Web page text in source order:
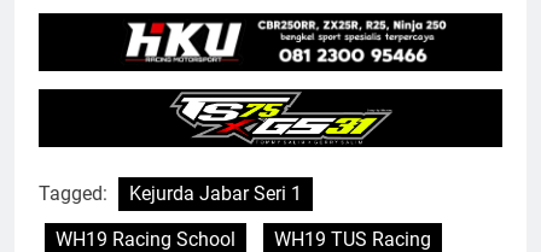
Tagged:
Kejurda Jabar Seri 1
WH19 Racing School
WH19 TUS Racing